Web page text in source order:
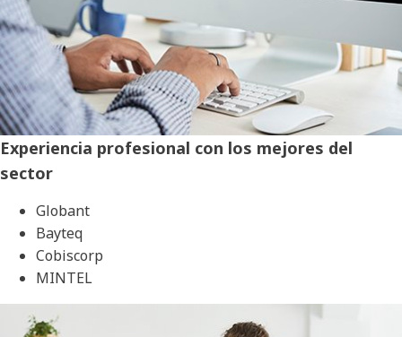
Experiencia profesional con los mejores del
sector
Globant
Bayteq
Cobiscorp
MINTEL